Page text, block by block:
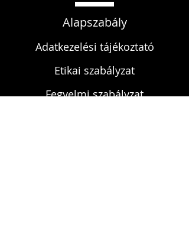
Alapszabály
Adatkezelési tájékoztató
Etikai szabályzat
Fegyelmi szabályzat